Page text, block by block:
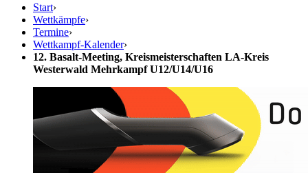
Start›
Wettkämpfe›
Termine›
Wettkampf-Kalender›
12. Basalt-Meeting, Kreismeisterschaften LA-Kreis
Westerwald Mehrkampf U12/U14/U16